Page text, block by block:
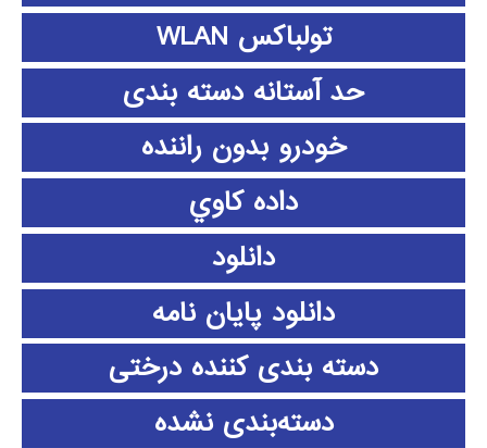
تولباکس WLAN
حد آستانه دسته بندی
خودرو بدون راننده
داده كاوي
دانلود
دانلود پايان نامه
دسته بندی کننده درختی
دسته‌بندی نشده